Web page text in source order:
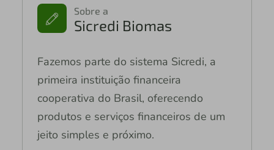
Sobre a
Sicredi Biomas
Fazemos parte do sistema Sicredi, a
primeira instituição financeira
cooperativa do Brasil, oferecendo
produtos e serviços financeiros de um
jeito simples e próximo.